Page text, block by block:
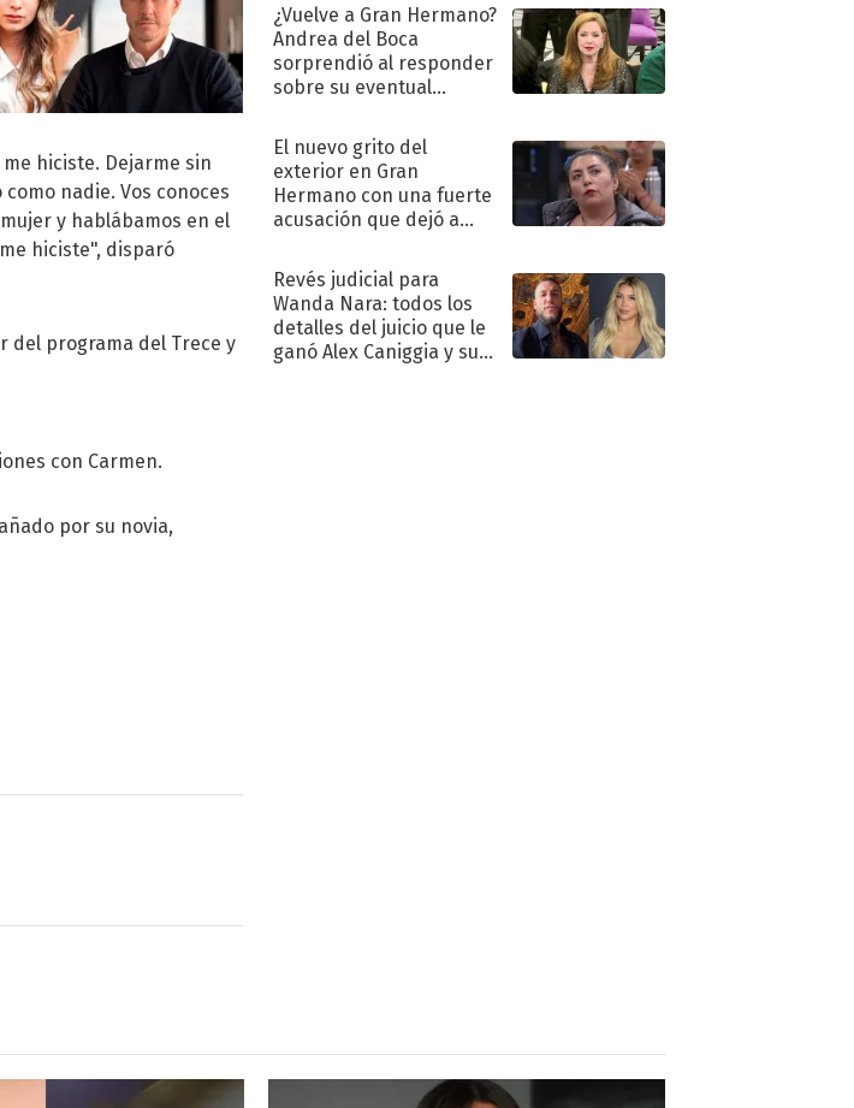
hiciste. Dejarme sin
nadie. Vos conoces
y hablábamos en el
hiciste", disparó
del programa del Trece y
con Carmen.
por su novia,
¿Vuelve a Gran Hermano?
Andrea del Boca
sorprendió al responder
sobre su eventual
El nuevo grito del
exterior en Gran
Hermano con una fuerte
acusación que dejó a
"Traidora"
Revés judicial para
Wanda Nara: todos los
detalles del juicio que le
ganó Alex Caniggia y sus